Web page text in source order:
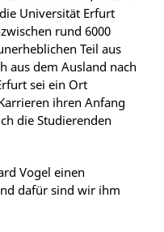
Universität Erfurt
rund 6000
Teil aus
aus dem Ausland nach
sei ein Ort
ihren Anfang
die Studierenden
Vogel einen
dafür sind wir ihm